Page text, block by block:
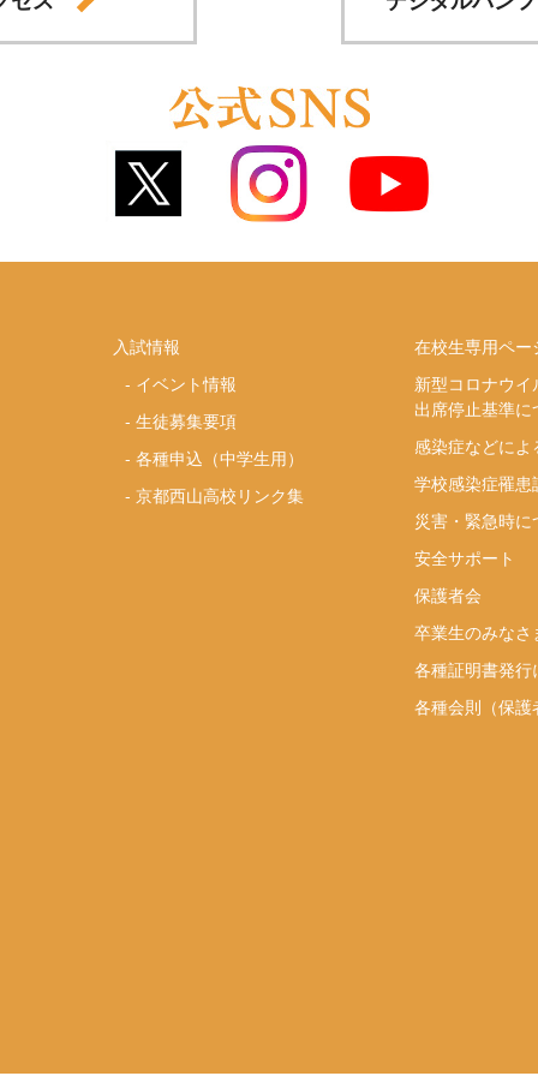
入試情報
- イベント情報
- 生徒募集要項
- 各種申込（中学生用）
- 京都西山高校リンク集
在校生専用ペー
新型コロナウ
出席停止基準に
感染症などに
学校感染症罹患
災害・緊急時に
安全サポート
保護者会
卒業生のみなさ
各種証明書発行
各種会則（保護